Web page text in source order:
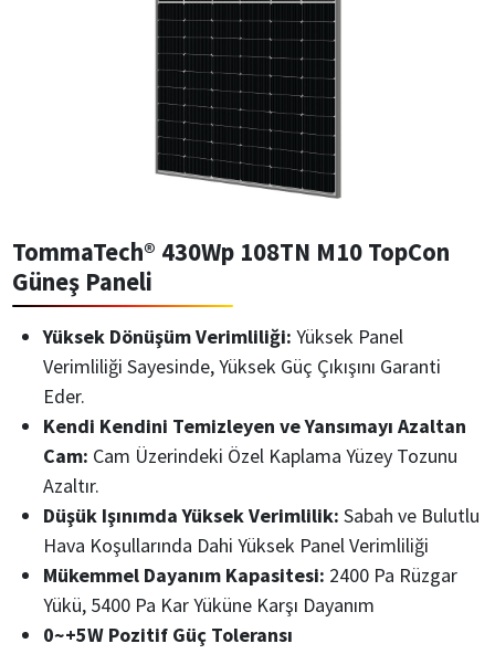
TommaTech® 430Wp 108TN M10 TopCon
Güneş Paneli
Yüksek Dönüşüm Verimliliği: Yüksek Panel
Verimliliği Sayesinde, Yüksek Güç Çıkışını Garanti
Eder.
Kendi Kendini Temizleyen ve Yansımayı Azaltan
Cam: Cam Üzerindeki Özel Kaplama Yüzey Tozunu
Azaltır.
Düşük Işınımda Yüksek Verimlilik: Sabah ve Bulutlu
Hava Koşullarında Dahi Yüksek Panel Verimliliği
Mükemmel Dayanım Kapasitesi: 2400 Pa Rüzgar
Yükü, 5400 Pa Kar Yüküne Karşı Dayanım
0~+5W Pozitif Güç Toleransı